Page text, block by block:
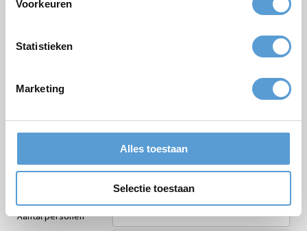
Voorkeuren
Statistieken
Marketing
Alles toestaan
Selectie toestaan
Gelegenheid
E-mail *
Aantal personen